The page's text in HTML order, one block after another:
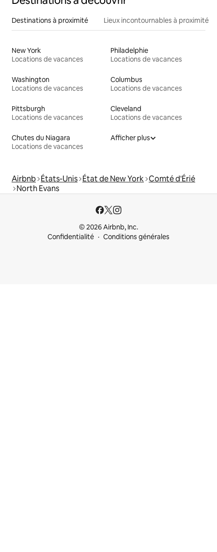
Destinations à proximité Lieux incontournables à proximité
New York
Locations de vacances
Philadelphie
Locations de vacances
Washington
Locations de vacances
Columbus
Locations de vacances
Pittsburgh
Locations de vacances
Cleveland
Locations de vacances
Chutes du Niagara
Locations de vacances
Afficher plus
Airbnb États-Unis État de New York Comté d'Érié
North Evans
© 2026 Airbnb, Inc.
Confidentialité
Conditions générales